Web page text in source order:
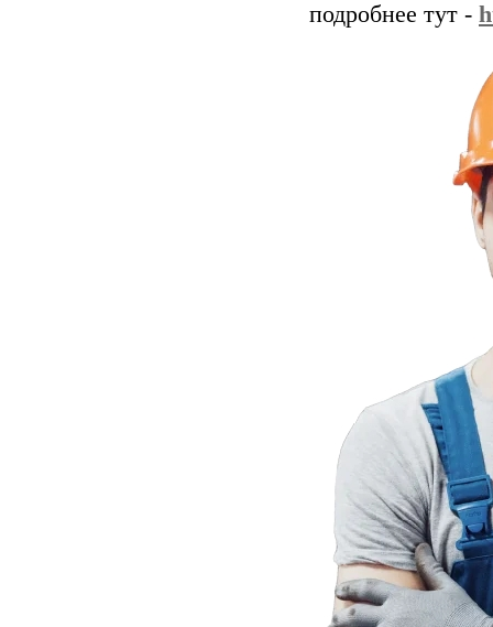
подробнее тут -